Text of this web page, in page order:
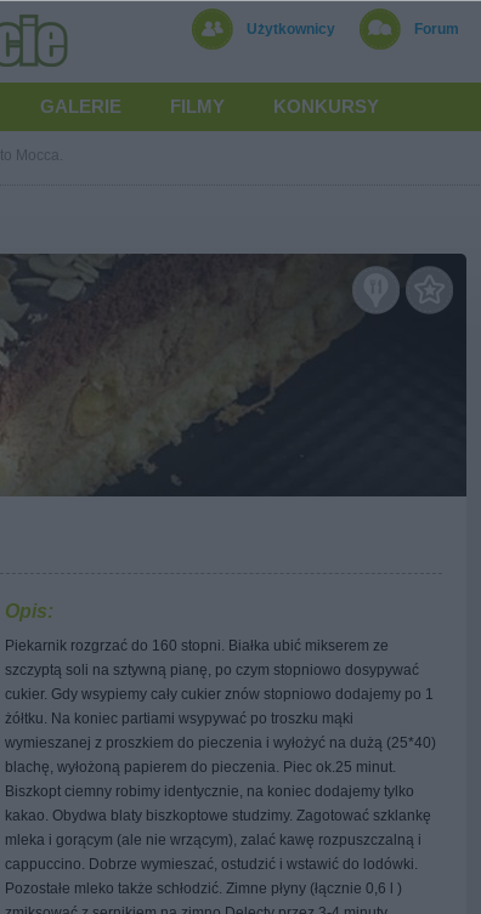
Użytkownicy Forum
GALERIE FILMY KONKURSY
Mocca.
Opis:
Piekarnik rozgrzać do 160 stopni. Białka ubić mikserem ze
szczyptą soli na sztywną pianę, po czym stopniowo dosypywać
cukier. Gdy wsypiemy cały cukier znów stopniowo dodajemy po 1
żółtku. Na koniec partiami wsypywać po troszku mąki
wymieszanej z proszkiem do pieczenia i wyłożyć na dużą (25*40)
blachę, wyłożoną papierem do pieczenia. Piec ok.25 minut.
Biszkopt ciemny robimy identycznie, na koniec dodajemy tylko
kakao. Obydwa blaty biszkoptowe studzimy. Zagotować szklankę
mleka i gorącym (ale nie wrzącym), zalać kawę rozpuszczalną i
cappuccino. Dobrze wymieszać, ostudzić i wstawić do lodówki.
Pozostałe mleko także schłodzić. Zimne płyny (łącznie 0,6 l )